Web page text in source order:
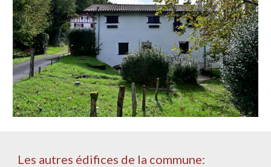
Les autres édifices de la commune: